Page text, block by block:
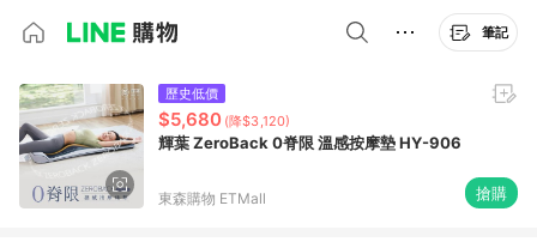
筆記
歷史低價
$5,680 (降$3,120)
輝葉 ZeroBack 0脊限 溫感按摩墊 HY-906
東森購物 ETMall 搶購